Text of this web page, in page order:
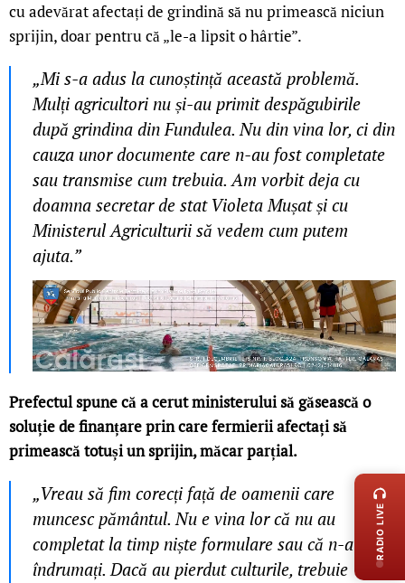
cu adevărat afectați de grindină să nu primească niciun
sprijin, doar pentru că „le-a lipsit o hârtie”.
„Mi s-a adus la cunoștință această problemă.
Mulți agricultori nu și-au primit despăgubirile
după grindina din Fundulea. Nu din vina lor, ci din
cauza unor documente care n-au fost completate
sau transmise cum trebuia. Am vorbit deja cu
doamna secretar de stat Violeta Mușat și cu
Ministerul Agriculturii să vedem cum putem
ajuta.”
Prefectul spune că a cerut ministerului să găsească o
soluție de finanțare prin care fermierii afectați să
primească totuși un sprijin, măcar parțial.
„Vreau să fim corecți față de oamenii care
muncesc pământul. Nu e vina lor că nu au
completat la timp niște formulare sau că n-au fost
îndrumați. Dacă au pierdut culturile, trebuie
RADIO LIVE